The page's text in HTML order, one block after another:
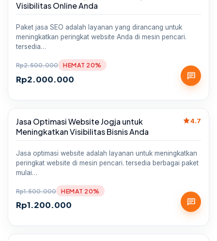
Visibilitas Online Anda
Paket jasa SEO adalah layanan yang dirancang untuk
meningkatkan peringkat website Anda di mesin pencari.
tersedia…
Rp2.500.000
Rp2.000.000
HEMAT 20%
chat
Sale
Jasa Optimasi Website Jogja untuk
Meningkatkan Visibilitas Bisnis Anda
star4.7
Jasa optimasi website adalah layanan untuk meningkatkan
peringkat website di mesin pencari. tersedia berbagai paket
mulai…
Rp1.500.000
Rp1.200.000
HEMAT 20%
chat